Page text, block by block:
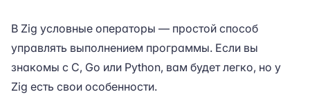
В Zig условные операторы — простой способ
управлять выполнением программы. Если вы
знакомы с C, Go или Python, вам будет легко, но у
Zig есть свои особенности.